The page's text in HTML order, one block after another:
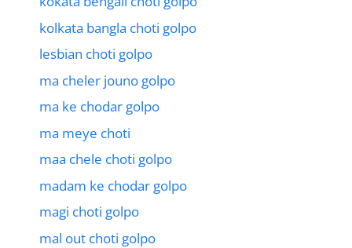
kolkata bangla choti golpo
lesbian choti golpo
ma cheler jouno golpo
ma ke chodar golpo
ma meye choti
maa chele choti golpo
madam ke chodar golpo
magi choti golpo
mal out choti golpo